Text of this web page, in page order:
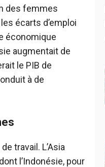
des femmes
écarts d’emploi
économique
augmentait de
le PIB de
à de
travail. L’Asia
l’Indonésie, pour